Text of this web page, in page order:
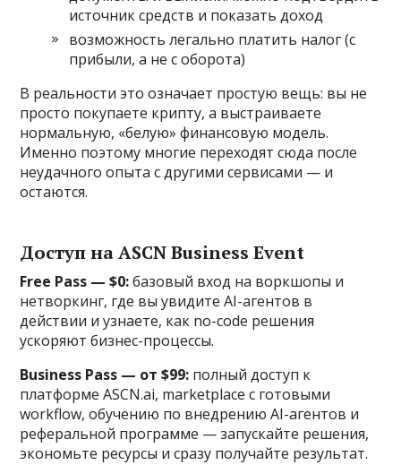
источник средств и показать доход
возможность легально платить налог (с
прибыли, а не с оборота)
В реальности это означает простую вещь: вы не
просто покупаете крипту, а выстраиваете
нормальную, «белую» финансовую модель.
Именно поэтому многие переходят сюда после
неудачного опыта с другими сервисами — и
остаются.
Доступ на ASCN Business Event
Free Pass — $0:базовый вход на воркшопы и
нетворкинг, где вы увидите AI-агентов в
действии и узнаете, как no-code решения
ускоряют бизнес-процессы.
Business Pass — от $99: полный доступ к
платформе ASCN.ai, marketplace с готовыми
workflow, обучению по внедрению AI-агентов и
реферальной программе — запускайте решения,
экономьте ресурсы и сразу получайте результат.